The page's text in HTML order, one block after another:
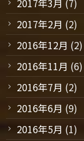
2017年2月 (2)
2016年12月 (2)
2016年11月 (6)
2016年7月 (2)
2016年6月 (9)
2016年5月 (1)